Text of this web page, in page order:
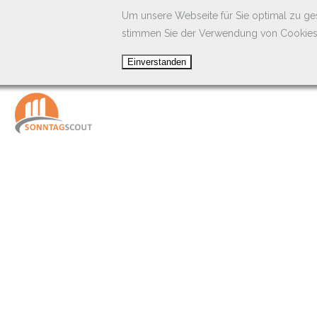
Um unsere Webseite für Sie optimal zu
stimmen Sie der Verwendung von Cookies